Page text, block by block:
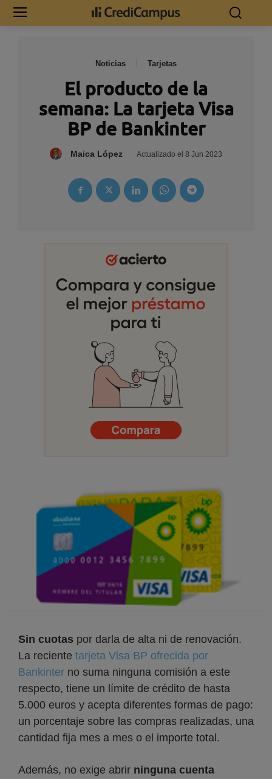
Noticias Tarjetas
El producto de la
semana: La tarjeta Visa
BP de Bankinter
Maica López Actualizado el 8 Jun 2023
Sin cuotas por darla de alta ni de renovación.
La reciente tarjeta Visa BP ofrecida por
Bankinter no suma ninguna comisión a este
respecto, tiene un límite de crédito de hasta
5.000 euros y acepta diferentes formas de pago:
un porcentaje sobre las compras realizadas, una
cantidad fija mes a mes o el importe total.
Además, no exige abrir ninguna cuenta